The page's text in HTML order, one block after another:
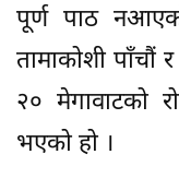
पूर्ण पाठ
तामाकोशी पाँचौं
२० मेगावाटको
भएको हो ।